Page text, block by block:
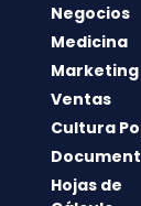
Negocios
Medicina
Marketing
Ventas
Cultura
Hojas de